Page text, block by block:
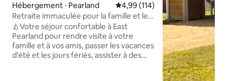
Hébergement ⋅ Pearland Évaluation moyenne sur la
4,99 (114)
Retraite immaculée pour la famille et les
amis
🍐Votre séjour confortable à East
Pearland pour rendre visite à votre
famille et à vos amis, passer les vacances
d'été et les jours fériés, assister à des